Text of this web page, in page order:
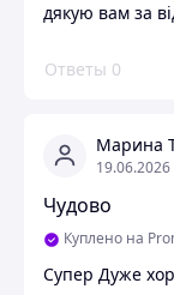
дякую вам за
Ответы 0
Марина
19.06.2026
Чудово
Куплено на
Супер Дуже